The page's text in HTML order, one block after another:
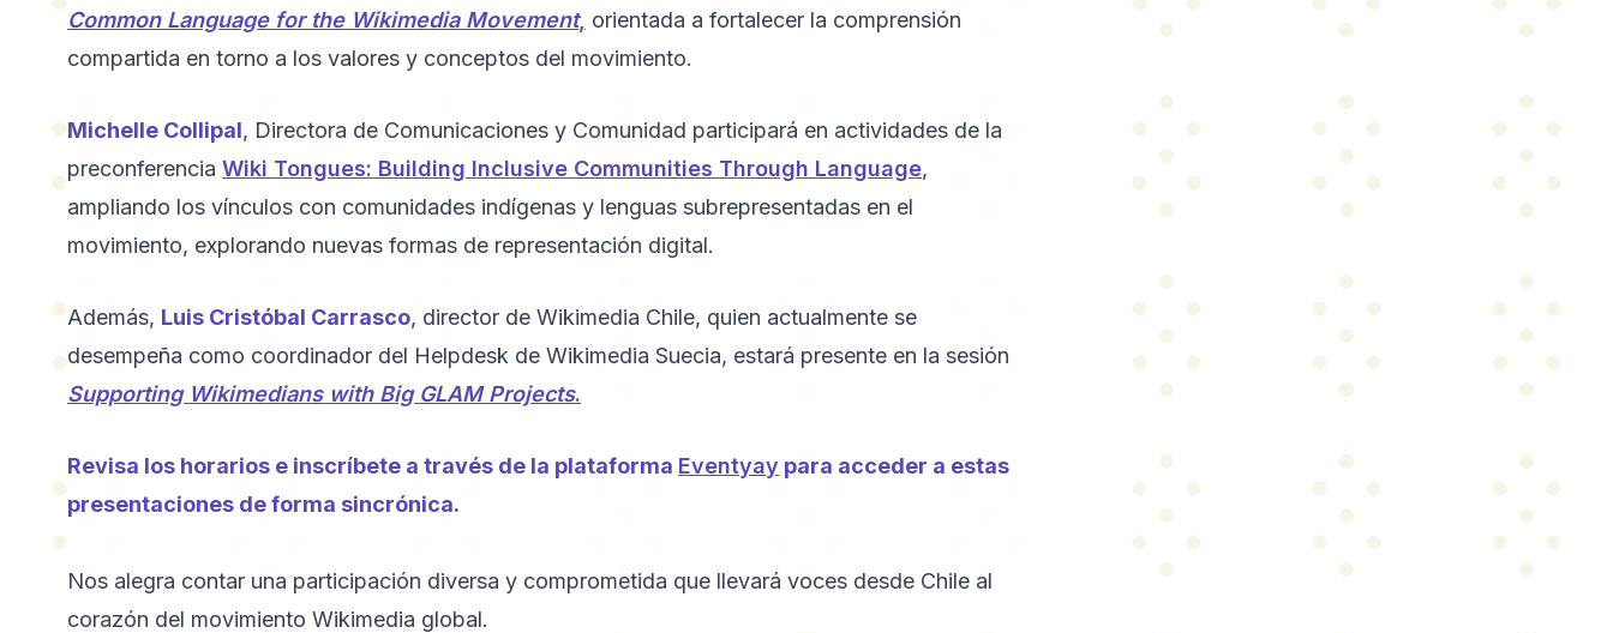
Common Language for the Wikimedia Movement, orientada a fortalecer la comprensión
compartida en torno a los valores y conceptos del movimiento.
Michelle Collipal, Directora de Comunicaciones y Comunidad participará en actividades de la
preconferencia Wiki Tongues: Building Inclusive Communities Through Language,
ampliando los vínculos con comunidades indígenas y lenguas subrepresentadas en el
movimiento, explorando nuevas formas de representación digital.
Además, Luis Cristóbal Carrasco, director de Wikimedia Chile, quien actualmente se
desempeña como coordinador del Helpdesk de Wikimedia Suecia, estará presente en la sesión
Supporting Wikimedians with Big GLAM Projects.
Revisa los horarios e inscríbete a través de la plataforma Eventyay para acceder a estas
presentaciones de forma sincrónica.
Nos alegra contar una participación diversa y comprometida que llevará voces desde Chile al
corazón del movimiento Wikimedia global.